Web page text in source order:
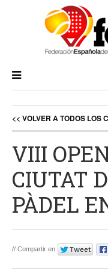
<< VOLVER A TODOS LOS
VIII
CIUTAT
PÀDEL
// Compartir en